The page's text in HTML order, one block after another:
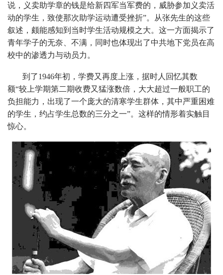
说，义卖助学章的钱是给新四军当军费的，威胁参加义卖活
动的学生，致使那次助学运动遭受挫折”。从张先生的这些
叙述，颇能感知到当时学生活动规模之大。这一方面揭示了
青年学子的无奈、不满，同时也体现出了中共地下党员在高
校中的渗透力与动员力。
到了1946年初，学费又再度上涨，据时人回忆其数
额“较上学期第二期收费又猛涨数倍，大大超过一般职工的
负担能力，出现了一个庞大的清寒学生群体，其中严重困难
的学生，约占学生总数的三分之一”。这样的情形着实触目
惊心。